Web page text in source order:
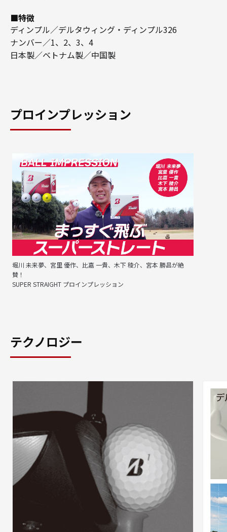
■特徴
ディンプル／デルタウィング・ディンプル326
ナンバー／1、2、3、4
日本製／ベトナム製／中国製
プロインプレッション
堀川 未来夢、宮里 優作、比嘉 一貴、木下 稜介、宮本 勝昌が絶
賛！
SUPER STRAIGHT プロインプレッション
テクノロジー